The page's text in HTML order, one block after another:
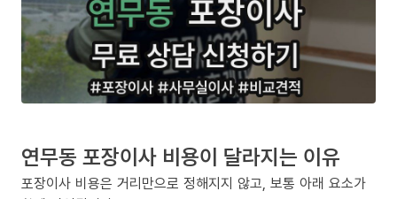
연무동 포장이사 비용이 달라지는 이유
포장이사 비용은 거리만으로 정해지지 않고, 보통 아래 요소가